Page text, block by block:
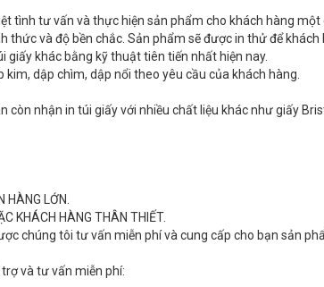
tình tư vấn và thực hiện sản phẩm cho khách hàng một
thức và độ bền chắc. Sản phẩm sẽ được in thử để khách
giấy khác bằng kỹ thuật tiên tiến nhất hiện nay.
dập chìm, dập nổi theo yêu cầu của khách hàng.
còn nhận in túi giấy với nhiều chất liệu khác như giấy
HÀNG LỚN.
KHÁCH HÀNG THÂN THIẾT.
chúng tôi tư vấn miễn phí và cung cấp cho bạn sản
và tư vấn miễn phí: